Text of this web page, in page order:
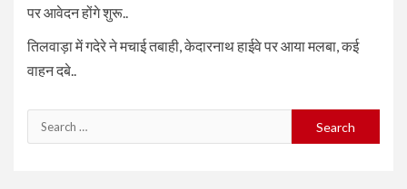
पर आवेदन होंगे शुरू..
तिलवाड़ा में गदेरे ने मचाई तबाही, केदारनाथ हाईवे पर आया मलबा, कई
वाहन दबे..
Search
for: